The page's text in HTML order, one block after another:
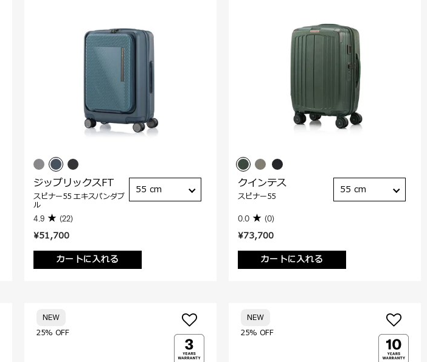
¥51,700
カートに入れる
ジップリックスFT
スピナー55 エキスパンダブ
ル
4.9 (22)
55 cm
¥73,700
カートに入れる
クインテス
スピナー55
0.0 (0)
55 cm
25% OFF
NEW
25% OFF
NEW